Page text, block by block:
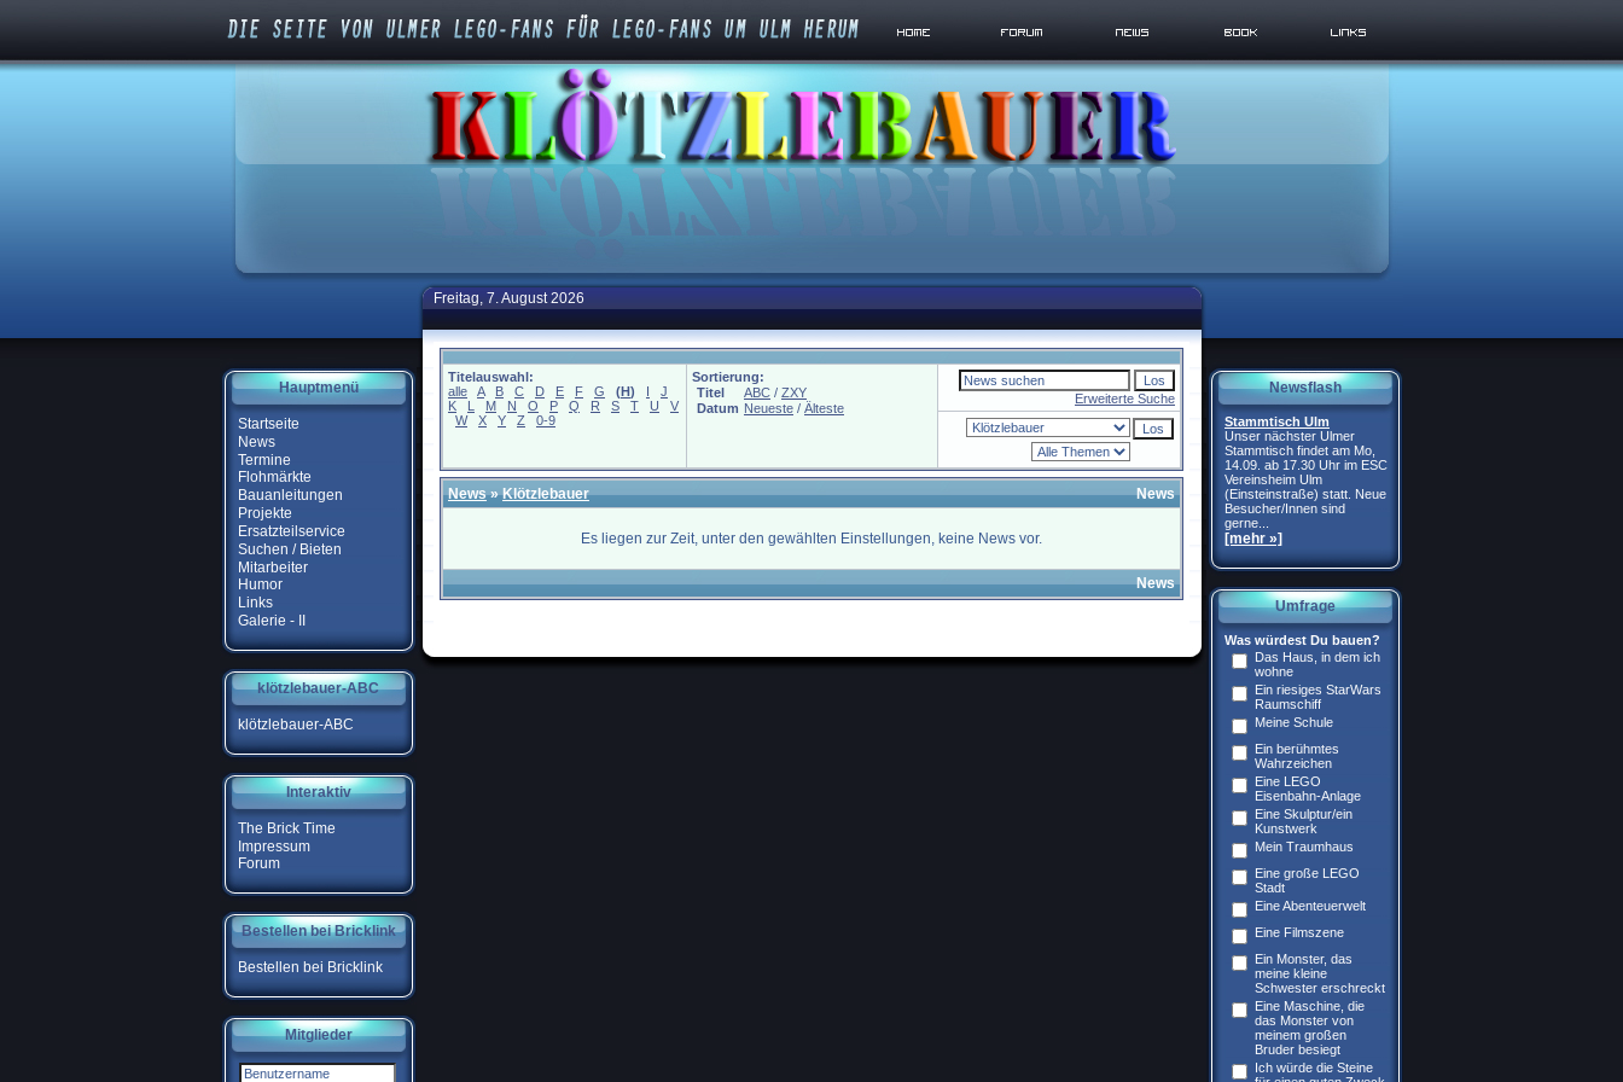
Hauptmenü
Startseite
News
Termine
Flohmärkte
Bauanleitungen
Projekte
Ersatzteilservice
Suchen / Bieten
Mitarbeiter
Humor
Links
Galerie - II
klötzlebauer-ABC
klötzlebauer-ABC
Interaktiv
The Brick Time
Impressum
Forum
Bestellen bei Bricklink
Bestellen bei Bricklink
Mitglieder
Freitag, 7. August 2026
Titelauswahl:
alle
A B C D E F G (H) I
J
K
L M N O P Q R S T U
V
W
X Y Z 0-9
Sortierung:
Titel
ABC / ZXY
Datum Neueste / Älteste
Erweiterte Suche
News»Klötzlebauer News
Es liegen zur Zeit, unter den gewählten Einstellungen, keine News vor.
News
Newsflash
Stammtisch Ulm
Unser nächster Ulmer
Stammtisch findet am Mo,
14.09. ab 17.30 Uhr im ESC
Vereinsheim Ulm
(Einsteinstraße) statt. Neue
Besucher/Innen sind
gerne...
[mehr »]
Umfrage
Was würdest Du bauen?
Das Haus, in dem ich
wohne
Ein riesiges StarWars
Raumschiff
Meine Schule
Ein berühmtes
Wahrzeichen
Eine LEGO
Eisenbahn-Anlage
Eine Skulptur/ein
Kunstwerk
Mein Traumhaus
Eine große LEGO
Stadt
Eine Abenteuerwelt
Eine Filmszene
Ein Monster, das
meine kleine
Schwester erschreckt
Eine Maschine, die
das Monster von
meinem großen
Bruder besiegt
Ich würde die Steine